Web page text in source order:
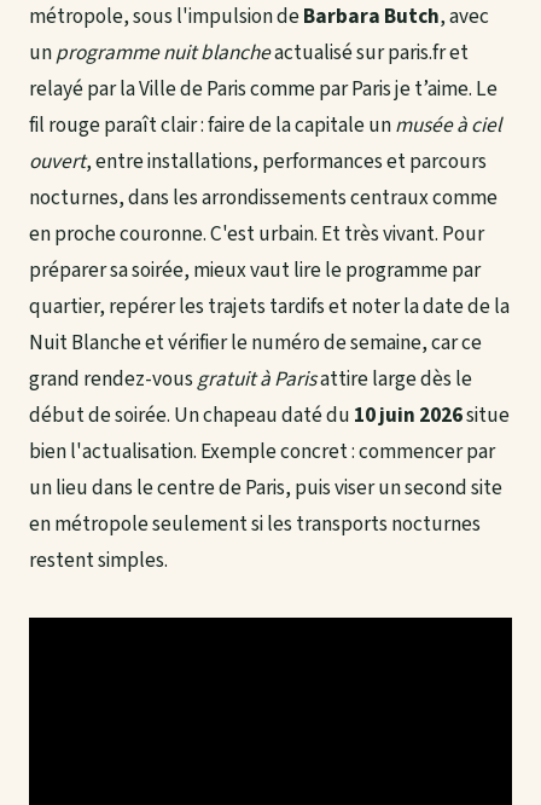
métropole, sous l'impulsion deBarbara Butch, avec
unprogramme nuit blancheactualisé sur paris.fr et
relayé par la Ville de Paris comme par Paris je t’aime. Le
fil rouge paraît clair : faire de la capitale unmusée à ciel
ouvert, entre installations, performances et parcours
nocturnes, dans les arrondissements centraux comme
en proche couronne. C'est urbain. Et très vivant. Pour
préparer sa soirée, mieux vaut lire le programme par
quartier, repérer les trajets tardifs et noter la date de la
Nuit Blanche etvérifier le numéro de semaine, car ce
grand rendez-vousgratuit à Parisattire large dès le
début de soirée. Un chapeau daté du 10 juin 2026situe
bien l'actualisation. Exemple concret : commencer par
un lieu dans le centre de Paris, puis viser un second site
en métropole seulement si les transports nocturnes
restent simples.